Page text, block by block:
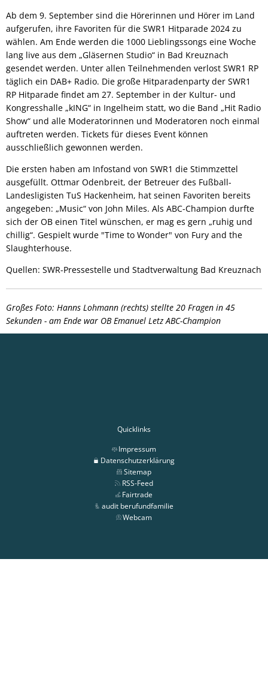
Ab dem 9. September sind die Hörerinnen und Hörer im Land
aufgerufen, ihre Favoriten für die SWR1 Hitparade 2024 zu
wählen. Am Ende werden die 1000 Lieblingssongs eine Woche
lang live aus dem „Gläsernen Studio“ in Bad Kreuznach
gesendet werden. Unter allen Teilnehmenden verlost SWR1 RP
täglich ein DAB+ Radio. Die große Hitparadenparty der SWR1
RP Hitparade findet am 27. September in der Kultur- und
Kongresshalle „kING“ in Ingelheim statt, wo die Band „Hit Radio
Show“ und alle Moderatorinnen und Moderatoren noch einmal
auftreten werden. Tickets für dieses Event können
ausschließlich gewonnen werden.
Die ersten haben am Infostand von SWR1 die Stimmzettel
ausgefüllt. Ottmar Odenbreit, der Betreuer des Fußball-
Landesligisten TuS Hackenheim, hat seinen Favoriten bereits
angegeben: „Music“ von John Miles. Als ABC-Champion durfte
sich der OB einen Titel wünschen, er mag es gern „ruhig und
chillig“. Gespielt wurde "Time to Wonder" von Fury and the
Slaughterhouse.
Quellen: SWR-Pressestelle und Stadtverwaltung Bad Kreuznach
Großes Foto: Hanns Lohmann (rechts) stellte 20 Fragen in 45
Sekunden - am Ende war OB Emanuel Letz ABC-Champion
Quicklinks
Impressum
Datenschutzerklärung
Sitemap
RSS-Feed
Fairtrade
audit berufundfamilie
Webcam